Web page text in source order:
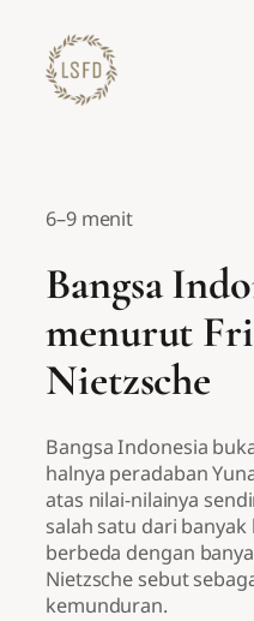
konten
6–9 menit
Bangsa
menurut
Nietzsche
Bangsa Indonesia
halnya peradaban
atas nilai-nilainya
salah satu dari
berbeda dengan
Nietzsche sebut
kemunduran.